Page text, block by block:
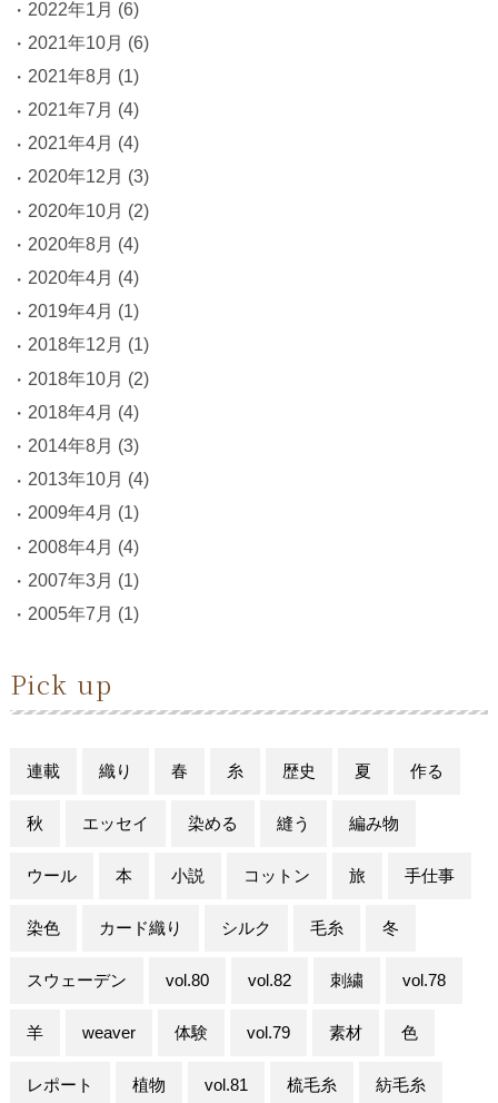
2022年1月 (6)
2021年10月 (6)
2021年8月 (1)
2021年7月 (4)
2021年4月 (4)
2020年12月 (3)
2020年10月 (2)
2020年8月 (4)
2020年4月 (4)
2019年4月 (1)
2018年12月 (1)
2018年10月 (2)
2018年4月 (4)
2014年8月 (3)
2013年10月 (4)
2009年4月 (1)
2008年4月 (4)
2007年3月 (1)
2005年7月 (1)
Pick up
連載 織り 春 糸 歴史 夏 作る
秋 エッセイ 染める 縫う 編み物
ウール 本 小説 コットン 旅 手仕事
染色 カード織り シルク 毛糸 冬
スウェーデン vol.80 vol.82 刺繍 vol.78
羊 weaver 体験 vol.79 素材 色
レポート 植物 vol.81 梳毛糸 紡毛糸